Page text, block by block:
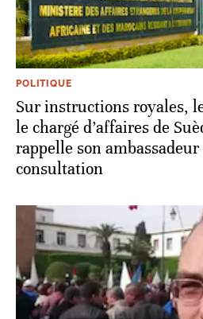
POLITIQUE
Sur instructions royales,
le chargé d’affaires de
rappelle son
consultation